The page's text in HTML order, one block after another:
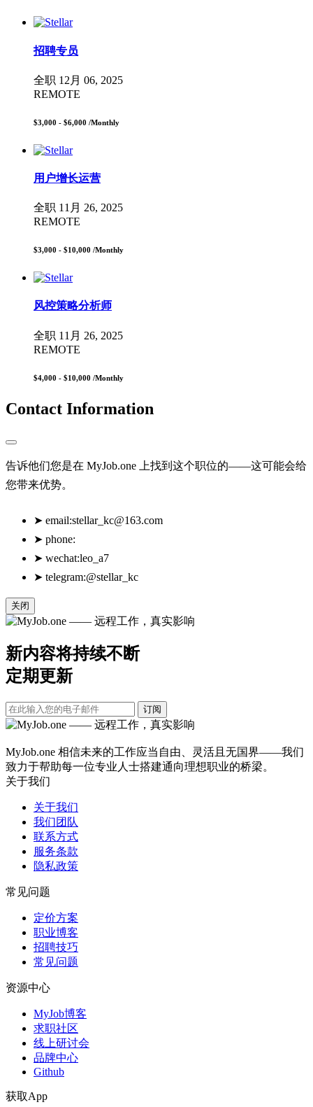
招聘专员
全职 12月 06, 2025
REMOTE
$3,000 - $6,000 /Monthly
用户增长运营
全职 11月 26, 2025
REMOTE
$3,000 - $10,000 /Monthly
风控策略分析师
全职 11月 26, 2025
REMOTE
$4,000 - $10,000 /Monthly
Contact Information
告诉他们您是在 MyJob.one 上找到这个职位的——这可能会给
您带来优势。
➤ email:stellar_kc@163.com
➤ phone:
➤ wechat:leo_a7
➤ telegram:@stellar_kc
关闭
新内容将持续不断
定期更新
订阅
MyJob.one 相信未来的工作应当自由、灵活且无国界——我们
致力于帮助每一位专业人士搭建通向理想职业的桥梁。
关于我们
关于我们
我们团队
联系方式
服务条款
隐私政策
常见问题
定价方案
职业博客
招聘技巧
常见问题
资源中心
MyJob博客
求职社区
线上研讨会
品牌中心
Github
获取App